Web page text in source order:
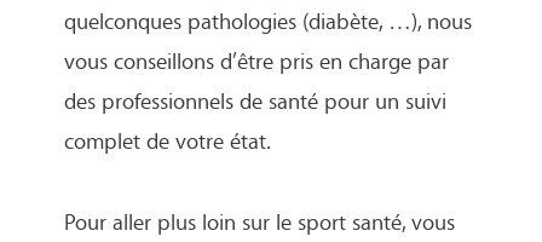
quelconques pathologies (diabète, …), nous
vous conseillons d’être pris en charge par
des professionnels de santé pour un suivi
complet de votre état.
Pour aller plus loin sur le sport santé, vous